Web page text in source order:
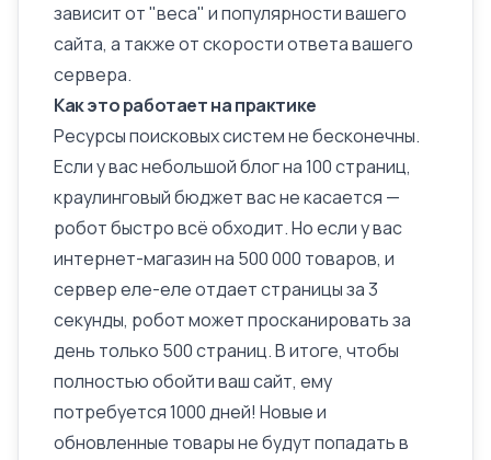
зависит от "веса" и популярности вашего
сайта, а также от скорости ответа вашего
сервера.
Как это работает на практике
Ресурсы поисковых систем не бесконечны.
Если у вас небольшой блог на 100 страниц,
краулинговый бюджет вас не касается —
робот быстро всё обходит. Но если у вас
интернет-магазинна 500 000 товаров, и
сервер еле-еле отдает страницы за 3
секунды, робот может просканировать за
день только 500 страниц. В итоге, чтобы
полностью обойти ваш сайт, ему
потребуется 1000 дней! Новые и
обновленные товары не будут попадать в